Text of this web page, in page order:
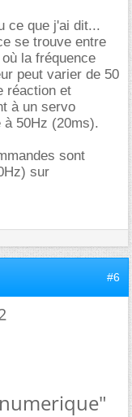
ce que j'ai dit...
se trouve entre
la fréquence
peut varier de 50
réaction et
à un servo
à 50Hz (20ms).
sont
sur
#6